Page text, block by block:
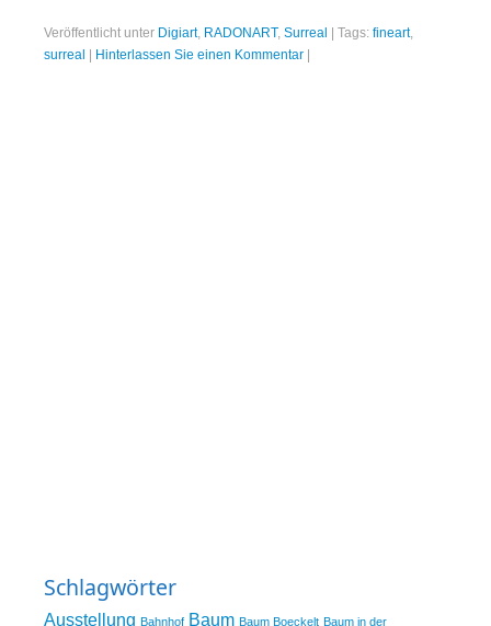
Veröffentlicht unter Digiart, RADONART, Surreal Tags: fineart,
surreal
Hinterlassen Sie einen Kommentar
Schlagwörter
Ausstellung Bahnhof Baum Baum Boeckelt Baum in der